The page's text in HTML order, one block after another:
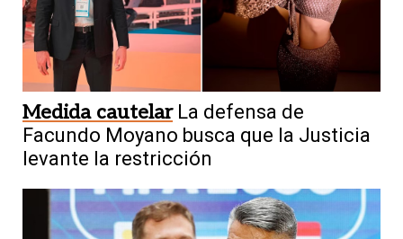
Medida cautelar La defensa de
Facundo Moyano busca que la Justicia
levante la restricción